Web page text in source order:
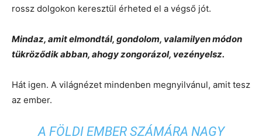
rossz dolgokon keresztül érheted el a végső jót.
Mindaz, amit elmondtál, gondolom, valamilyen módon
tükröződik abban, ahogy zongorázol, vezényelsz.
Hát igen. A világnézet mindenben megnyilvánul, amit tesz
az ember.
A FÖLDI EMBER SZÁMÁRA NAGY